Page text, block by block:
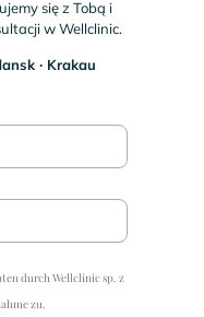
się z Tobą i
w Wellclinic.
∙ Krakau
durch Wellclinic sp. z
zu.